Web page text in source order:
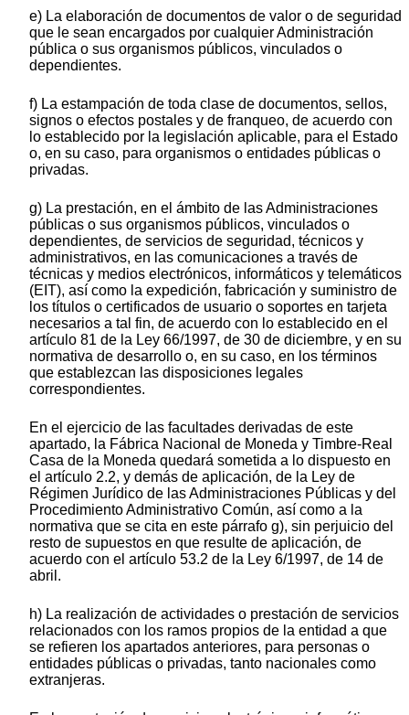
e) La elaboración de documentos de valor o de seguridad
que le sean encargados por cualquier Administración
pública o sus organismos públicos, vinculados o
dependientes.
f) La estampación de toda clase de documentos, sellos,
signos o efectos postales y de franqueo, de acuerdo con
lo establecido por la legislación aplicable, para el Estado
o, en su caso, para organismos o entidades públicas o
privadas.
g) La prestación, en el ámbito de las Administraciones
públicas o sus organismos públicos, vinculados o
dependientes, de servicios de seguridad, técnicos y
administrativos, en las comunicaciones a través de
técnicas y medios electrónicos, informáticos y telemáticos
(EIT), así como la expedición, fabricación y suministro de
los títulos o certificados de usuario o soportes en tarjeta
necesarios a tal fin, de acuerdo con lo establecido en el
artículo 81 de la Ley 66/1997, de 30 de diciembre, y en su
normativa de desarrollo o, en su caso, en los términos
que establezcan las disposiciones legales
correspondientes.
En el ejercicio de las facultades derivadas de este
apartado, la Fábrica Nacional de Moneda y Timbre-Real
Casa de la Moneda quedará sometida a lo dispuesto en
el artículo 2.2, y demás de aplicación, de la Ley de
Régimen Jurídico de las Administraciones Públicas y del
Procedimiento Administrativo Común, así como a la
normativa que se cita en este párrafo g), sin perjuicio del
resto de supuestos en que resulte de aplicación, de
acuerdo con el artículo 53.2 de la Ley 6/1997, de 14 de
abril.
h) La realización de actividades o prestación de servicios
relacionados con los ramos propios de la entidad a que
se refieren los apartados anteriores, para personas o
entidades públicas o privadas, tanto nacionales como
extranjeras.